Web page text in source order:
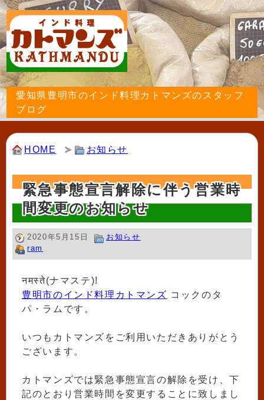
愛知県豊明市のインド料理カトマンズのスタッフ
ブログ
HOME お知らせ
緊急事態宣言解除に伴う営業時
間変更のお知らせ
2020年5月15日
お知らせ
ram
नमस्ते(ナマステ)!
豊明市のインド料理カトマンズ コックのタ
パ・ラムです。
いつもカトマンズをご利用いただきありがとう
ございます。
カトマンズでは緊急事態宣言の解除を受け、下
記のとおり営業時間を変更することに致しまし